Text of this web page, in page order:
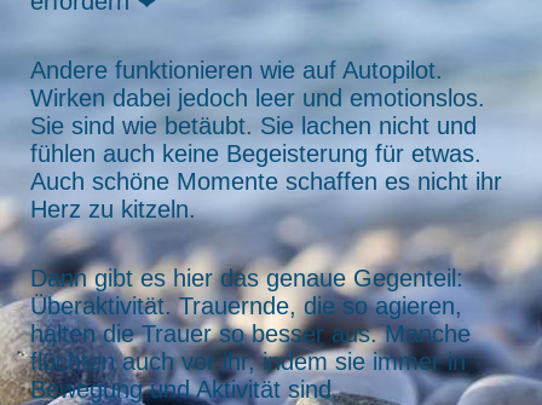
Andere funktionieren wie auf Autopilot.
Wirken dabei jedoch leer und emotionslos.
Sie sind wie betäubt. Sie lachen nicht und
fühlen auch keine Begeisterung für etwas.
Auch schöne Momente schaffen es nicht ihr
Herz zu kitzeln.
Dann gibt es hier das genaue Gegenteil:
Überaktivität. Trauernde, die so agieren,
halten die Trauer so besser aus. Manche
flüchten auch vor ihr, indem sie immer in
Bewegung und Aktivität sind.